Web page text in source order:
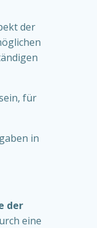
der
für
in
der
eine